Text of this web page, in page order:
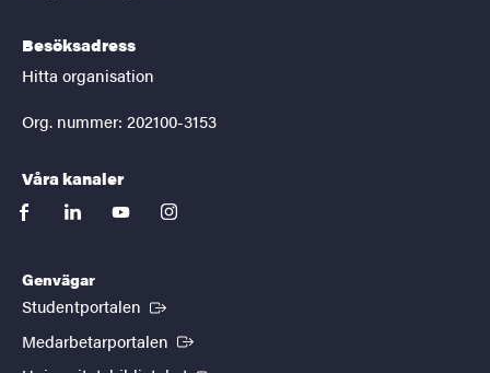
Besöksadress
Hitta organisation
Org. nummer: 202100-3153
Våra kanaler
facebooklinkedinyoutubeinstagram
Genvägar
Studentportalen (Extern länk)
Medarbetarportalen (Extern länk)